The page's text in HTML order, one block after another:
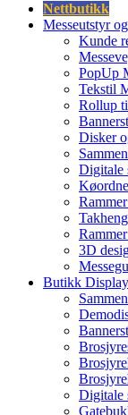
Nettbutikk
Messeutstyr
Kunde
PopUp
Tekstil
Rollup
Disker
Digitale
3D
Butikk Display
Digitale